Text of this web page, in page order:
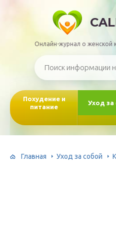
Онлайн-журнал о женской
Похудение и
питание
Уход за
Главная Уход за собой